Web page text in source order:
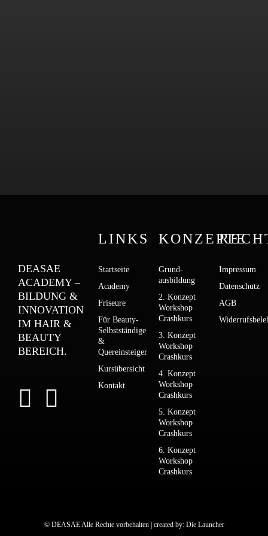
DEASAE
ACADEMY –
BILDUNG &
INNOVATION
IM HAIR &
BEAUTY
BEREICH.
LINKS
Startseite
Academy
Friseure
Für Beauty-
Selbstständige
&
Quereinsteiger
Kursübersicht
Kontakt
KONZEPTE
Grund­­
ausbildung
2. Konzept
Workshop
Crashkurs
3. Konzept
Workshop
Crashkurs
4. Konzept
Workshop
Crashkurs
5. Konzept
Workshop
Crashkurs
6. Konzept
Workshop
Crashkurs
Impressum
Datenschutz
AGB
© DEASAE Alle Rechte vorbehalten | created by: Die Launcher